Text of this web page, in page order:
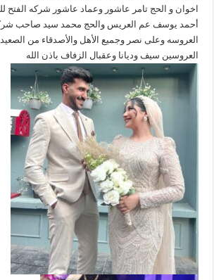
اخوان و الحج تامر عاشور وعماد عاشور شركه الفتح
أحمد يوسف عم العريس والحج محمد سيد صاحب
العروسه وعلى نصر وجميع الأهل والأصدقاء من
العروسين سيف وديانا وعقبال الزفاف باذن الله